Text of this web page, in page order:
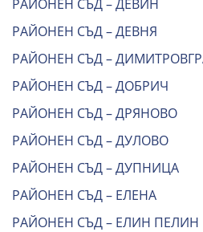
РАЙОНЕН СЪД – ДЕВИН
РАЙОНЕН СЪД – ДЕВНЯ
РАЙОНЕН СЪД –
РАЙОНЕН СЪД – ДОБРИЧ
РАЙОНЕН СЪД – ДРЯНОВО
РАЙОНЕН СЪД – ДУЛОВО
РАЙОНЕН СЪД – ДУПНИЦА
РАЙОНЕН СЪД – ЕЛЕНА
РАЙОНЕН СЪД – ЕЛИН ПЕЛИН